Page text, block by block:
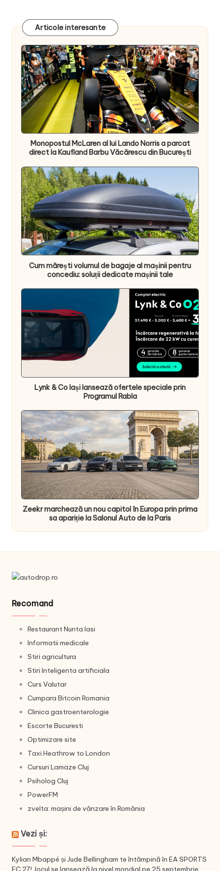
Articole interesante
Monopostul McLaren al lui Lando Norris a parcat
direct la Kaufland Barbu Văcărescu din București
Cum mărești volumul de bagaje al mașinii pentru
concediu: soluții dedicate mașinii tale
Lynk & Co Iași lansează ofertele speciale prin
Programul Rabla
Zeekr marchează un nou capitol în Europa prin prima
sa apariție la Salonul Auto de la Paris
Recomand
Restaurant Nunta Iasi
Informatii medicale
Stiri agricultura
Stiri Inteligenta artificiala
Curs Valutar
Cumpara Bitcoin Romania
Clinica gastroenterologie
Escorte Bucuresti
Optimizare site
Taxi Heathrow to London
Cursuri Lamaze Cluj
Psiholog Cluj
PowerFM
zvelta: mașini de vânzare în România
Vezi și:
Kylian Mbappé și Jude Bellingham te întâmpină în EA SPORTS